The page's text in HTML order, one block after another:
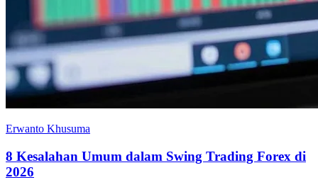
Erwanto Khusuma
8 Kesalahan Umum dalam Swing Trading Forex di
2026